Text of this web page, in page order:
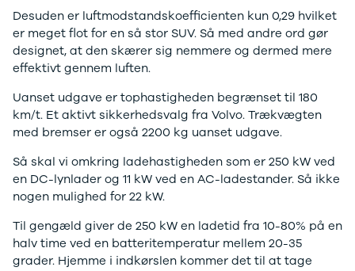
Tilbud
5 Electric
Modeller
Anmeldelser
Privatleasing
Tilbud
4 Electric
Modeller
Privatleasing
Tilbud
Megane
Electric
Anmeldelser
Privatleasing
Connect
Transit
Custom
Transit 350
Transit 350
L3 Van
Transit 350
Transit 350
L4 Chassis
E-Transit 350
L2 Van
E-Transit 350
L3 Van
Desuden er luftmodstandskoefficienten kun 0,29 hvilket
er meget flot for en så stor SUV. Så med andre ord gør
designet, at den skærer sig nemmere og dermed mere
effektivt gennem luften.
Uanset udgave er tophastigheden begrænset til 180
km/t. Et aktivt sikkerhedsvalg fra Volvo. Trækvægten
med bremser er også 2200 kg uanset udgave.
Så skal vi omkring ladehastigheden som er 250 kW ved
en DC-lynlader og 11 kW ved en AC-ladestander. Så ikke
nogen mulighed for 22 kW.
Til gengæld giver de 250 kW en ladetid fra 10-80% på en
halv time ved en batteritemperatur mellem 20-35
grader. Hjemme i indkørslen kommer det til at tage